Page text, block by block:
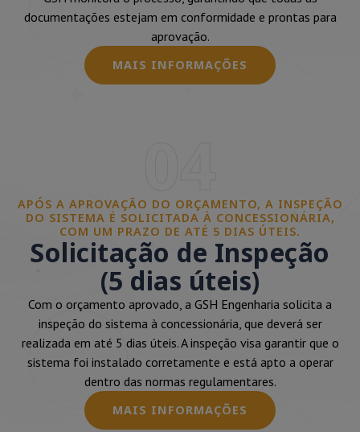
documentações estejam em conformidade e prontas para
aprovação.
MAIS INFORMAÇÕES
APÓS A APROVAÇÃO DO ORÇAMENTO, A INSPEÇÃO
DO SISTEMA É SOLICITADA À CONCESSIONÁRIA,
COM UM PRAZO DE ATÉ 5 DIAS ÚTEIS.
Solicitação de Inspeção
(5 dias úteis)
Com o orçamento aprovado, a GSH Engenharia solicita a
inspeção do sistema à concessionária, que deverá ser
realizada em até 5 dias úteis. A inspeção visa garantir que o
sistema foi instalado corretamente e está apto a operar
dentro das normas regulamentares.
MAIS INFORMAÇÕES